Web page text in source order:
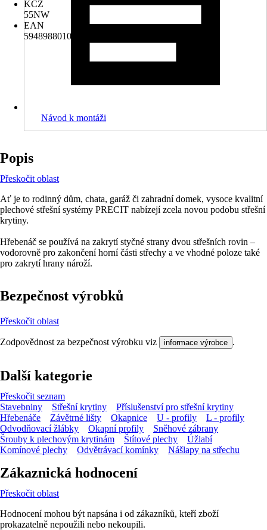
KČZ
55NW
EAN
5948988010886, 5948988039689
Návod k montáži
Popis
Přeskočit oblast
Ať je to rodinný dům, chata, garáž či zahradní domek, vysoce kvalitní
plechové střešní systémy PRECIT nabízejí zcela novou podobu střešní
krytiny.
Hřebenáč se používá na zakrytí styčné strany dvou střešních rovin –
vodorovně pro zakončení horní části střechy a ve vhodné poloze také
pro zakrytí hrany nároží.
Bezpečnost výrobků
Přeskočit oblast
Zodpovědnost za bezpečnost výrobku viz informace výrobce .
Další kategorie
Přeskočit seznam
Stavebniny
Střešní krytiny
Příslušenství pro střešní krytiny
Hřebenáče
Závětrné lišty Okapnice U - profily
L - profily
Odvodňovací žlábky
Okapní profily
Sněhové zábrany
Šrouby k plechovým krytinám
Štítové plechy
Úžlabí
Komínové plechy
Odvětrávací komínky Nášlapy na střechu
Zákaznická hodnocení
Přeskočit oblast
Hodnocení mohou být napsána i od zákazníků, kteří zboží
prokazatelně nepoužili nebo nekoupili.